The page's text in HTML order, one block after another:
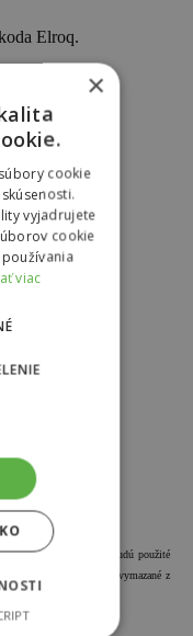
Elroq.
údaje v ňom uvedené budú použité
a po jej naplnení budú vymazané z
×
cookie
vyjadrujete
cookie
viac